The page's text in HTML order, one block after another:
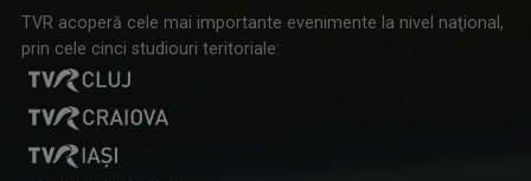
TVR acoperă cele mai importante evenimente la nivel naţional,
prin cele cinci studiouri teritoriale: